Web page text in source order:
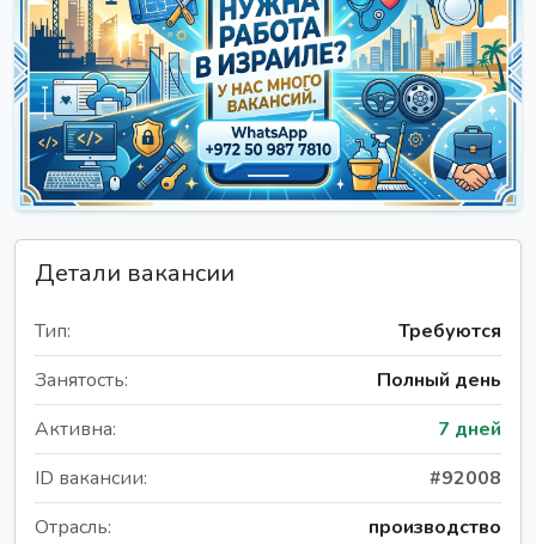
Детали вакансии
Тип:
Требуются
Занятость:
Полный день
Активна:
7 дней
ID вакансии:
#92008
Отрасль:
производство